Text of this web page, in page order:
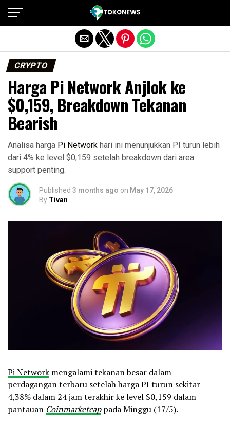
CRYPTO
Harga Pi Network Anjlok ke
$0,159, Breakdown Tekanan
Bearish
Analisa harga Pi Network hari ini menunjukkan PI turun lebih
dari 4% ke level $0,159 setelah breakdown dari area
support penting.
Published 3 months ago on May 17, 2026
By Tivan
Pi Network mengalami tekanan besar dalam
perdagangan terbaru setelah harga PI turun sekitar
4,38% dalam 24 jam terakhir ke level $0,159 dalam
pantauan Coinmarketcappada Minggu (17/5).
Exit mobile version